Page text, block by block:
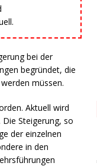
bei der
begründet, die
müssen.
Aktuell wird
Steigerung, so
der einzelnen
in den